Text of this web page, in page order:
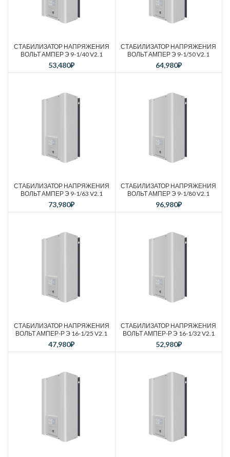
СТАБИЛИЗАТОР НАПРЯЖЕНИЯ
ВОЛЬТ АМПЕР Э 9-1/40 V2.1
53,480₽
СТАБИЛИЗАТОР НАПРЯЖЕНИЯ
ВОЛЬТ АМПЕР Э 9-1/50 V2.1
64,980₽
СТАБИЛИЗАТОР НАПРЯЖЕНИЯ
ВОЛЬТ АМПЕР Э 9-1/63 V2.1
73,980₽
СТАБИЛИЗАТОР НАПРЯЖЕНИЯ
ВОЛЬТ АМПЕР Э 9-1/80 V2.1
96,980₽
СТАБИЛИЗАТОР НАПРЯЖЕНИЯ
ВОЛЬТ АМПЕР-Р Э 16-1/25 V2.1
47,980₽
СТАБИЛИЗАТОР НАПРЯЖЕНИЯ
ВОЛЬТ АМПЕР-Р Э 16-1/32 V2.1
52,980₽